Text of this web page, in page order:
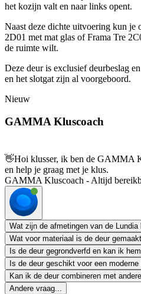
het kozijn valt en naar links opent.
Naast deze dichte uitvoering kun je
2D01 met mat glas of Frama Tre
de ruimte wilt.
Deze deur is exclusief deurbeslag
en het slotgat zijn al voorgeboord.
Nieuw
GAMMA Kluscoach
👋Hoi klusser, ik ben de GAMMA
en help je graag met je klus.
GAMMA Kluscoach - Altijd
Wat zijn de afmetingen van de Lundia
Wat voor materiaal is de deur
Is de deur gegrondverfd en kan ik
Is de deur geschikt voor een
Kan ik de deur combineren met
Andere vraag...